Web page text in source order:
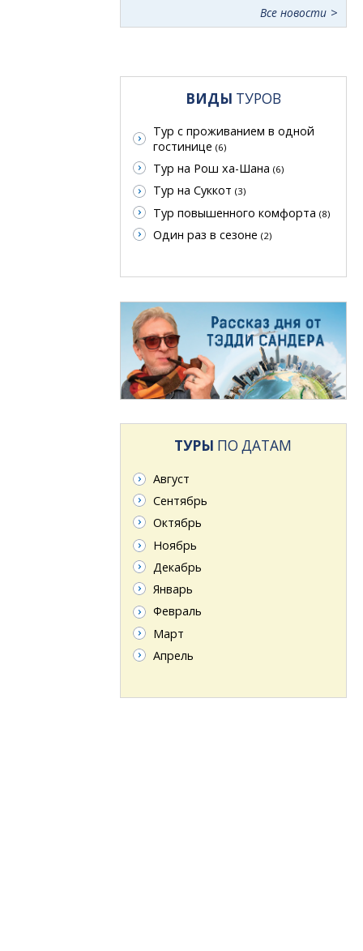
Все новости
ВИДЫ ТУРОВ
Тур с проживанием в одной
гостинице (6)
Тур на Рош ха-Шана (6)
Тур на Суккот (3)
Тур повышенного комфорта (8)
Один раз в сезоне (2)
ТУРЫ ПО ДАТАМ
Август
Сентябрь
Октябрь
Ноябрь
Декабрь
Январь
Февраль
Март
Апрель